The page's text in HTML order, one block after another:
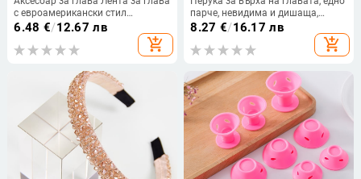
с евроамерикански стил
Геометричен дизайн за жени
6.48 €/12.67 лв
add_shopping_cart
парче, невидима и дишаща,
права коса, около 5 см,
термоустойчиви влакна, може да
се боядисва, модел 5006
8.27 €/16.17 лв
add_shopping_cart